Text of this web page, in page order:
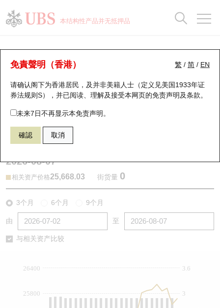
本结构性产品并无抵押品
繁 / 简 / EN
免責聲明（香港）
请确认阁下为香港居民，及并非美籍人士（定义见美国1933年证
券法规则S），并已阅读、理解及接受本网页的免责声明及条款。
未来7日不再显示本免责声明。
確認 取消
牛熊证分析仪
表现 街货统计 比较
68136 瑞银牛证 HSI 恒生指数
2026-08-07
相关资产价格25,668.03 街货量 0
3个月 6个月 9个月
由 至
与相关资产比较
3
3.6
25800
26400
瑞银认股证一览
新发行瑞银认股证
即将到期认股证
认股证到期结算价查找
认股证分析仪
认股证/牛熊证日志
街货统计
比较
牛熊全景快搜
牛熊证搜寻
牛熊证街货分布图
正股牛熊证列表
新发行瑞银牛熊证
牛熊证到期结算价查找
街货统计
比较
十大升幅/跌幅
十大认股证成交分布
十天股证占大市成交
资金流
街货统计
正股分析仪
二十大活跃股份
恒指成份股
国指成份股
科指成份股
中资ETFs溢价比较
持股比重
显示所有持股比重
每月轮证大市专题
轮证专栏
讲座及教育短片
认股证投资者教育
牛熊证投资者教育